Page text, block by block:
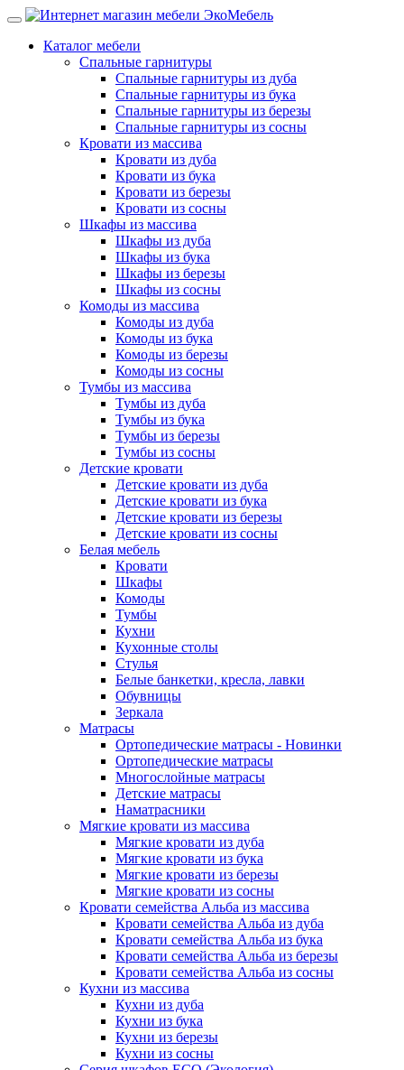
Каталог мебели
Спальные гарнитуры
Спальные гарнитуры из дуба
Спальные гарнитуры из бука
Спальные гарнитуры из березы
Спальные гарнитуры из сосны
Кровати из массива
Кровати из дуба
Кровати из бука
Кровати из березы
Кровати из сосны
Шкафы из массива
Шкафы из дуба
Шкафы из бука
Шкафы из березы
Шкафы из сосны
Комоды из массива
Комоды из дуба
Комоды из бука
Комоды из березы
Комоды из сосны
Тумбы из массива
Тумбы из дуба
Тумбы из бука
Тумбы из березы
Тумбы из сосны
Детские кровати
Детские кровати из дуба
Детские кровати из бука
Детские кровати из березы
Детские кровати из сосны
Белая мебель
Кровати
Шкафы
Комоды
Тумбы
Кухни
Кухонные столы
Стулья
Белые банкетки, кресла, лавки
Обувницы
Зеркала
Матрасы
Ортопедические матрасы - Новинки
Ортопедические матрасы
Многослойные матрасы
Детские матрасы
Наматрасники
Мягкие кровати из массива
Мягкие кровати из дуба
Мягкие кровати из бука
Мягкие кровати из березы
Мягкие кровати из сосны
Кровати семейства Альба из массива
Кровати семейства Альба из дуба
Кровати семейства Альба из бука
Кровати семейства Альба из березы
Кровати семейства Альба из сосны
Кухни из массива
Кухни из дуба
Кухни из бука
Кухни из березы
Кухни из сосны